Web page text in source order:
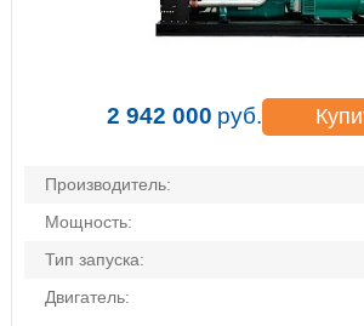
2 942 000 руб.
Производитель:
Мощность:
Тип запуска:
Двигатель: